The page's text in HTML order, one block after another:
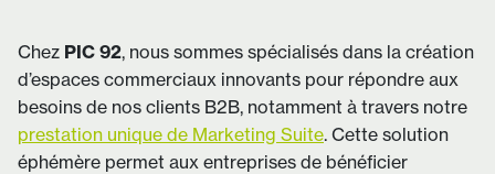
Chez PIC 92, nous sommes spécialisés dans la création
d’espaces commerciaux innovants pour répondre aux
besoins de nos clients B2B, notamment à travers notre
prestation unique de Marketing Suite. Cette solution
éphémère permet aux entreprises de bénéficier